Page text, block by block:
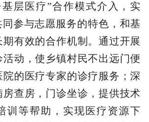
层医疗”合作模式介入，实
同参与志愿服务的特色，和基
期有效的合作机制。通过开展
活动，使乡镇村民不出远门便
的医疗专家的诊疗服务；深
房查房，门诊坐诊，提供技术
训等帮助，实现医疗资源下